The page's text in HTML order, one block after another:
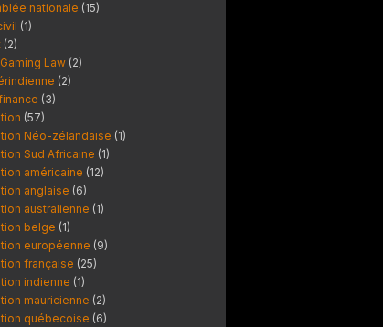
nationale (15)
(1)
(2)
Law (2)
(2)
(3)
(57)
Néo-zélandaise (1)
Sud Africaine (1)
américaine (12)
anglaise (6)
australienne (1)
belge (1)
européenne (9)
française (25)
indienne (1)
mauricienne (2)
québecoise (6)